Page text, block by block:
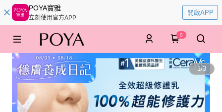
POYA寶雅
立刻使用官方APP
開啟APP
0
1/3